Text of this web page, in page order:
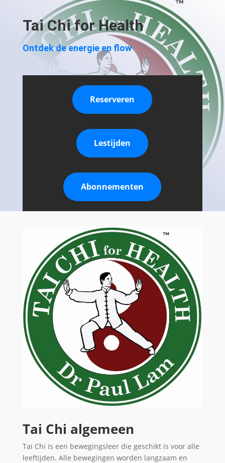
Tai Chi for Health
Ontdek de energie en flow
Reserveren
Lestijden
Abonnementen
Tai Chi algemeen
Tai Chi is een bewegingsleer die geschikt is voor alle
leeftijden. Alle bewegingen worden langzaam en